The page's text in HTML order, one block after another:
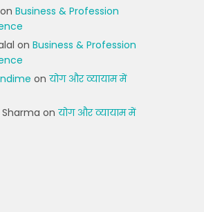
on Business & Profession
on Business & Profession
on योग और व्यायाम में
on योग और व्यायाम में